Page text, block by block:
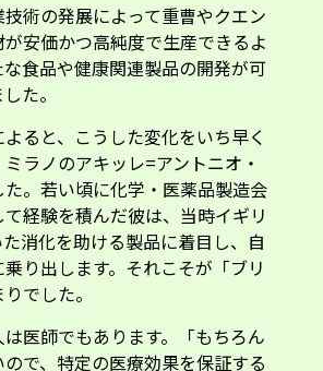
術の発展によって重曹やクエン
安価かつ高純度で生産できるよ
な食品や健康関連製品の開発が可
た。
ると、こうした変化をいち早く
ラノのアキッレ=アントニオ・
。若い頃に化学・医薬品製造会
経験を積んだ彼は、当時イギリ
消化を助ける製品に着目し、自
り出します。それこそが「ブリ
でした。
医師でもあります。「もちろん
で、特定の医療効果を保証する